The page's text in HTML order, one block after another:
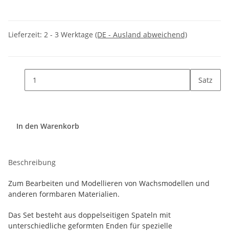
Lieferzeit: 2 - 3 Werktage (DE - Ausland abweichend)
Satz
In den Warenkorb
Beschreibung
Zum Bearbeiten und Modellieren von Wachsmodellen und
anderen formbaren Materialien.
Das Set besteht aus doppelseitigen Spateln mit
unterschiedliche geformten Enden für spezielle